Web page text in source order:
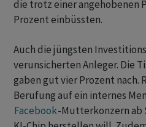
⁠die trotz einer angehobenen
Prozent einbüssten.
Auch die jüngsten
verunsicherten Anleger. Die
gaben gut vier Prozent nach.
Berufung auf ein internes
Facebook-Mutterkonzern ab